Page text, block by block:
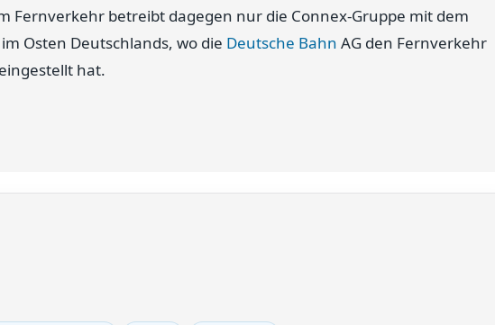
Fernverkehr betreibt dagegen nur die Connex-Gruppe mit dem
Osten Deutschlands, wo die Deutsche Bahn AG den Fernverkehr
hat.